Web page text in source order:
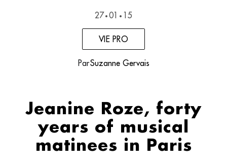
27 • 01 • 15
VIE PRO
ParSuzanne Gervais
Jeanine Roze, forty
years of musical
matinees in Paris